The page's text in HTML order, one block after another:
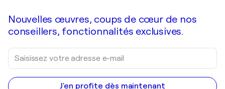
Nouvelles œuvres, coups de cœur de nos
conseillers, fonctionnalités exclusives.
J'en profite dès maintenant